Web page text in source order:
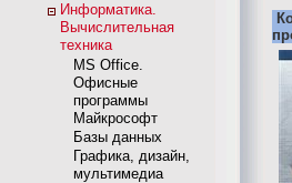
Информатика.
Вычислительная
техника
MS Office.
Офисные
программы
Майкрософт
Базы данных
Графика, дизайн,
мультимедиа